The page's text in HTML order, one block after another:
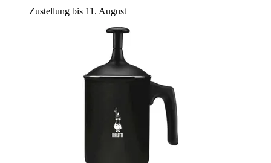
Zustellung bis 11. August